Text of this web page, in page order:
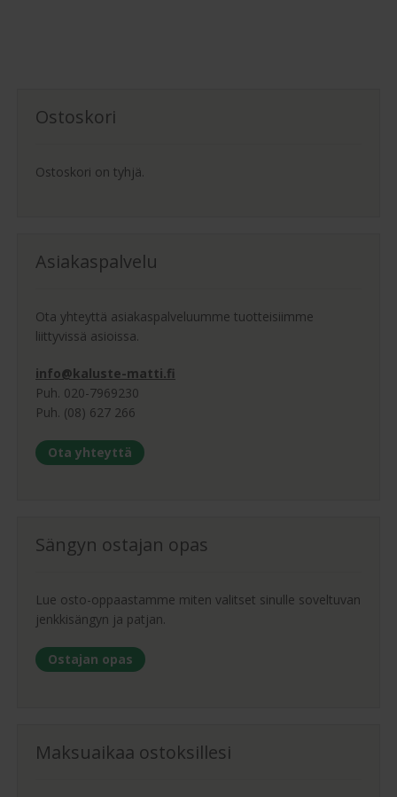
Ostoskori
Ostoskori on tyhjä.
Asiakaspalvelu
Ota yhteyttä asiakaspalveluumme tuotteisiimme
liittyvissä asioissa.
info@kaluste-matti.fi
Puh. 020-7969230
Puh. (08) 627 266
Ota yhteyttä
Sängyn ostajan opas
Lue osto-oppaastamme miten valitset sinulle soveltuvan
jenkkisängyn ja patjan.
Ostajan opas
Maksuaikaa ostoksillesi